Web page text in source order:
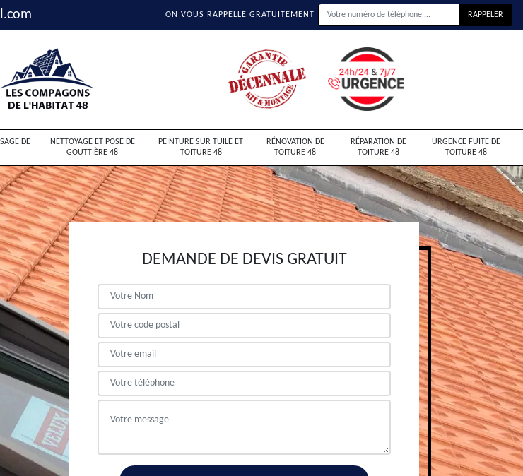
ON VOUS RAPPELLE GRATUITEMENT
DE
NETTOYAGE ET POSE DE
GOUTTIÈRE 48
PEINTURE SUR TUILE ET
TOITURE 48
RÉNOVATION DE
TOITURE 48
RÉPARATION DE
TOITURE 48
URGENCE FUITE DE
TOITURE 48
DEMANDE DE DEVIS GRATUIT